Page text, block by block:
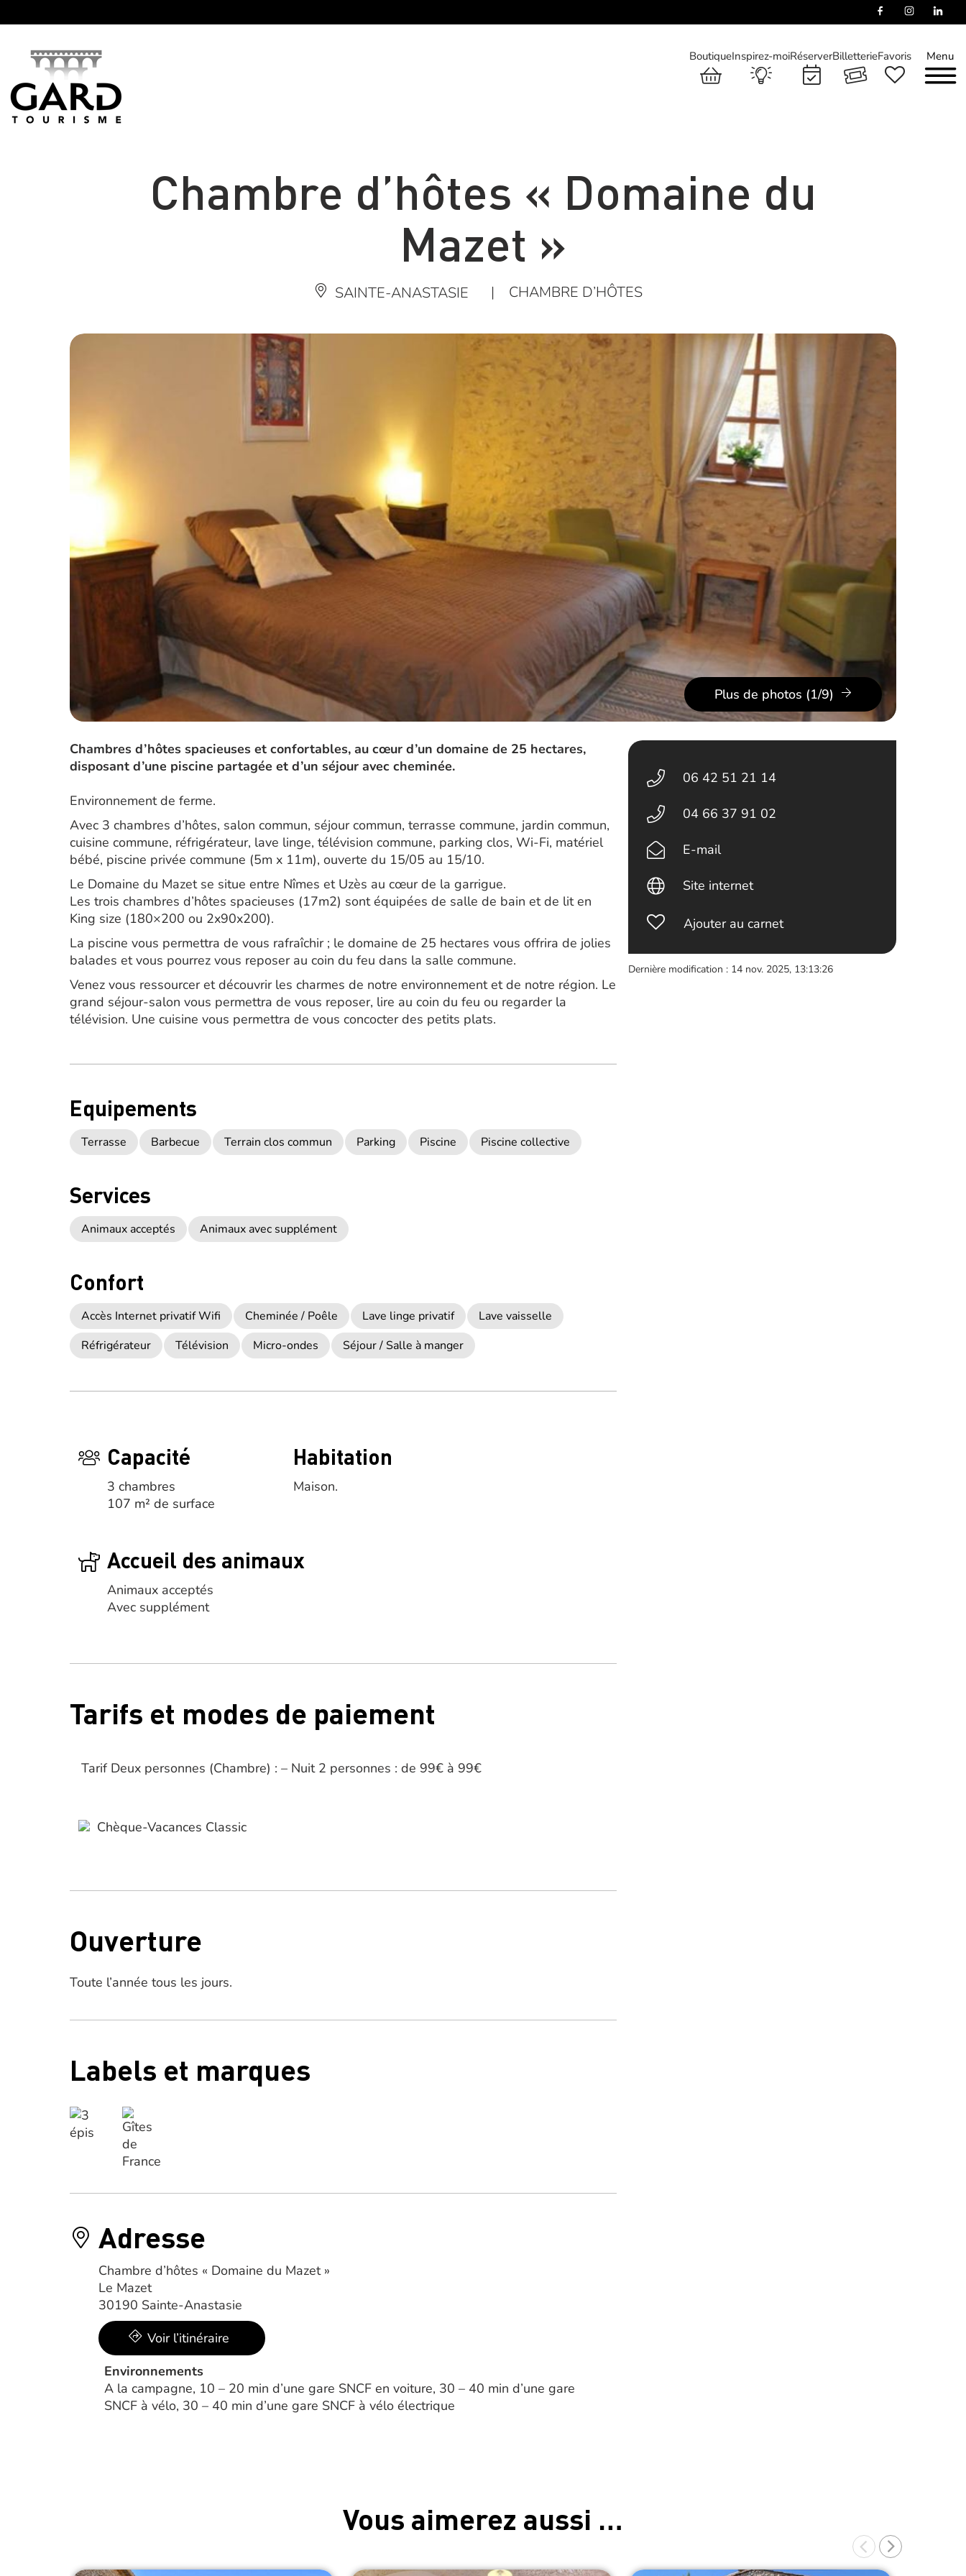
Menu
BoutiqueInspirez-moiRéserverBilletterieFavoris
Chambre d’hôtes « Domaine du
Mazet »
SAINTE-ANASTASIE | CHAMBRE D’HÔTES
Plus de photos (1/9)
Chambres d’hôtes spacieuses et confortables, au cœur d’un domaine de 25 hectares,
disposant d’une piscine partagée et d’un séjour avec cheminée.
Environnement de ferme.
Avec 3 chambres d’hôtes, salon commun, séjour commun, terrasse commune, jardin commun,
cuisine commune, réfrigérateur, lave linge, télévision commune, parking clos, Wi-Fi, matériel
bébé, piscine privée commune (5m x 11m), ouverte du 15/05 au 15/10.
Le Domaine du Mazet se situe entre Nîmes et Uzès au cœur de la garrigue.
Les trois chambres d’hôtes spacieuses (17m2) sont équipées de salle de bain et de lit en
King size (180×200 ou 2x90x200).
La piscine vous permettra de vous rafraîchir ; le domaine de 25 hectares vous offrira de jolies
balades et vous pourrez vous reposer au coin du feu dans la salle commune.
Venez vous ressourcer et découvrir les charmes de notre environnement et de notre région. Le
grand séjour-salon vous permettra de vous reposer, lire au coin du feu ou regarder la
télévision. Une cuisine vous permettra de vous concocter des petits plats.
Equipements
Terrasse Barbecue Terrain clos commun Parking Piscine Piscine collective
Services
Animaux acceptés Animaux avec supplément
Confort
Accès Internet privatif Wifi Cheminée / Poêle Lave linge privatif
Lave vaisselle
Réfrigérateur
Télévision Micro-ondes Séjour / Salle à manger
Capacité
3 chambres
107 m² de surface
Habitation
Maison.
Accueil des animaux
Animaux acceptés
Avec supplément
Tarifs et modes de paiement
Tarif Deux personnes (Chambre) : – Nuit 2 personnes : de 99€ à 99€
Chèque-Vacances Classic
Ouverture
Toute l’année tous les jours.
Labels et marques
Adresse
Chambre d’hôtes « Domaine du Mazet »
Le Mazet
30190 Sainte-Anastasie
Voir l’itinéraire
Environnements
A la campagne, 10 – 20 min d’une gare SNCF en voiture, 30 – 40 min d’une gare
SNCF à vélo, 30 – 40 min d’une gare SNCF à vélo électrique
06 42 51 21 14
04 66 37 91 02
E-mail
Site internet
Ajouter au carnet
Dernière modification : 14 nov. 2025, 13:13:26
Vous aimerez aussi …